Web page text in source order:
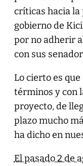
críticas hacia
gobierno de
por no adherir
con sus
Lo cierto es
términos y con
proyecto, de
plazo mucho
ha dicho en
El pasado 2 de